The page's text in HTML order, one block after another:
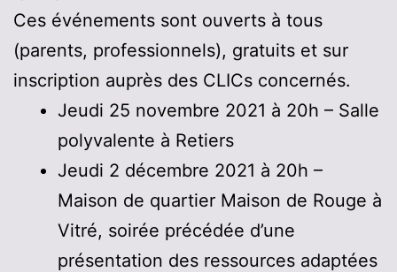
Ces événements sont ouverts à tous
(parents, professionnels), gratuits et sur
inscription auprès des CLICs concernés.
Jeudi 25 novembre 2021 à 20h – Salle
polyvalente à Retiers
Jeudi 2 décembre 2021 à 20h –
Maison de quartier Maison de Rouge à
Vitré, soirée précédée d’une
présentation des ressources adaptées